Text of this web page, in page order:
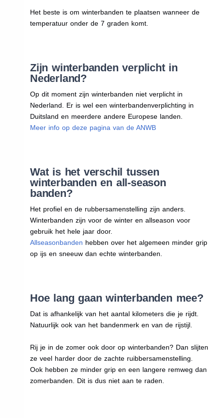
Het beste is om winterbanden te plaatsen wanneer de
temperatuur onder de 7 graden komt.
Zijn winterbanden verplicht in
Nederland?
Op dit moment zijn winterbanden niet verplicht in
Nederland. Er is wel een winterbandenverplichting in
Duitsland en meerdere andere Europese landen.
Meer info op deze pagina van de ANWB
Wat is het verschil tussen
winterbanden en all-season
banden?
Het profiel en de rubbersamenstelling zijn anders.
Winterbanden zijn voor de winter en allseason voor
gebruik het hele jaar door.
Allseasonbanden hebben over het algemeen minder grip
op ijs en sneeuw dan echte winterbanden.
Hoe lang gaan winterbanden mee?
Dat is afhankelijk van het aantal kilometers die je rijdt.
Natuurlijk ook van het bandenmerk en van de rijstijl.
Rij je in de zomer ook door op winterbanden? Dan slijten
ze veel harder door de zachte ruibbersamenstelling.
Ook hebben ze minder grip en een langere remweg dan
zomerbanden. Dit is dus niet aan te raden.